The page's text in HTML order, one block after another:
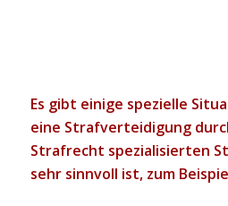
Es gibt einige spezielle
eine Strafverteidigung
Strafrecht spezialisierten
sehr sinnvoll ist, zum